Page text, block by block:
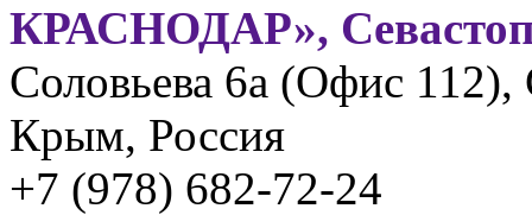
КРАСНОДАР»,
Соловьева 6а (Офис 112),
Крым, Россия
+7 (978) 682-72-24